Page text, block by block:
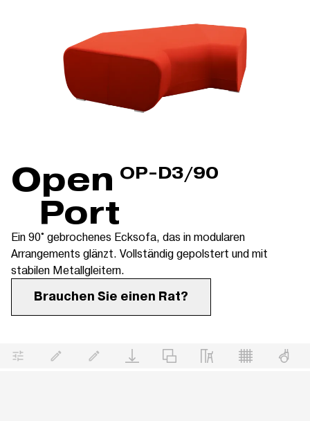
Open
Port
OP-D3/90
Ein 90° gebrochenes Ecksofa, das in modularen
Arrangements glänzt. Vollständig gepolstert und mit
stabilen Metallgleitern.
Brauchen Sie einen Rat?